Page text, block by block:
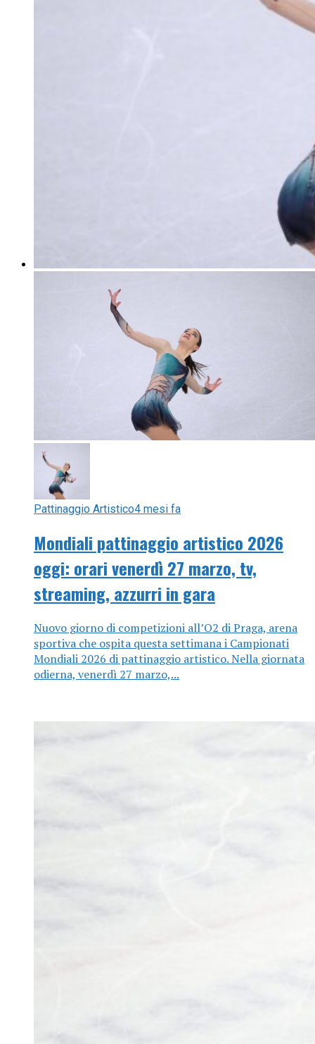
Pattinaggio Artistico4 mesi fa
Mondiali pattinaggio artistico 2026
oggi: orari venerdì 27 marzo, tv,
streaming, azzurri in gara
Nuovo giorno di competizioni all’O2 di Praga, arena
sportiva che ospita questa settimana i Campionati
Mondiali 2026 di pattinaggio artistico. Nella giornata
odierna, venerdì 27 marzo,...